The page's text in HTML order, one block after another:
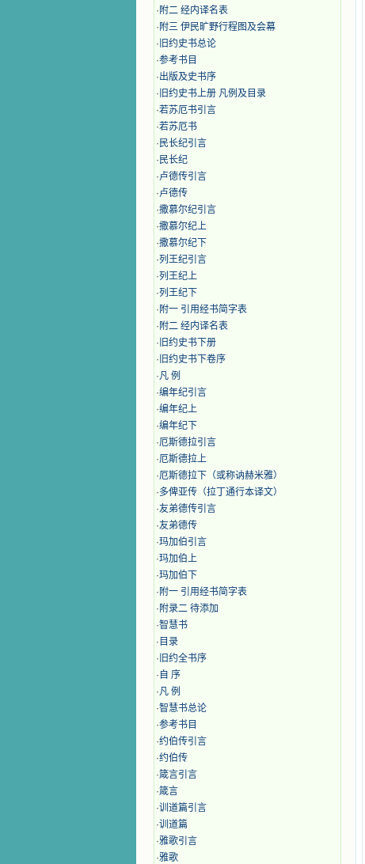
· 附二 经内译名表
· 附三 伊民旷野行程图及会幕
· 旧约史书总论
·参考书目
·出版及史书序
· 旧约史书上册 凡例及目录
·若苏厄书引言
·若苏厄书
· 民长纪引言
· 民长纪
·卢德传引言
·卢德传
·撒慕尔纪引言
·撒慕尔纪上
·撒慕尔纪下
·列王纪引言
·列王纪上
·列王纪下
· 附一 引用经书简字表
· 附二 经内译名表
· 旧约史书下册
· 旧约史书下卷序
·凡 例
·编年纪引言
·编年纪上
·编年纪下
·厄斯德拉引言
·厄斯德拉上
·厄斯德拉下（或称讷赫米雅）
·多俾亚传（拉丁通行本译文）
·友弟德传引言
·友弟德传
·玛加伯引言
·玛加伯上
·玛加伯下
· 附一 引用经书简字表
· 附录二 待添加
·智慧书
· 目录
· 旧约全书序
· 自 序
·凡 例
·智慧书总论
·参考书目
·约伯传引言
·约伯传
·箴言引言
·箴言
·训道篇引言
·训道篇
·雅歌引言
·雅歌